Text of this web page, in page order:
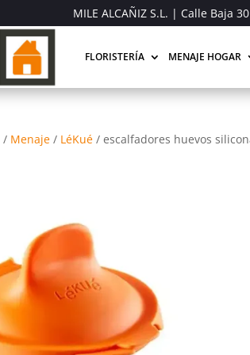
MILE ALCAÑIZ S.L. | Calle Baja
FLORISTERÍA MENAJE HOGAR
/ Menaje / LéKué /escalfadores huevos